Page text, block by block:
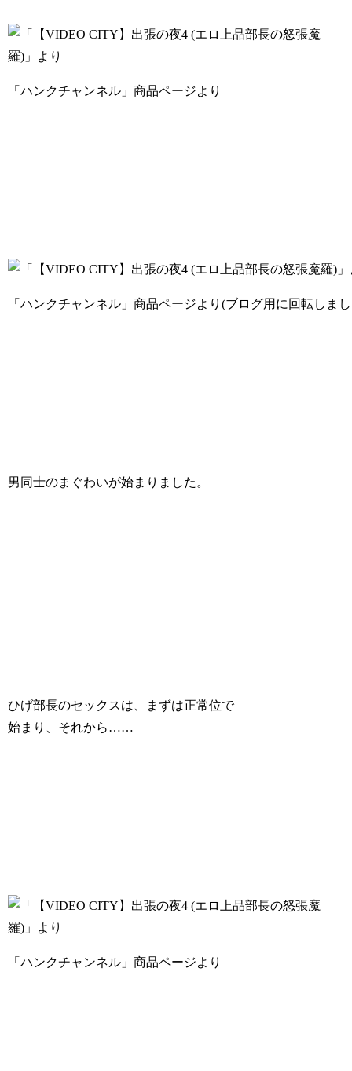
「ハンクチャンネル」商品ページより
「ハンクチャンネル」商品ページより(ブログ用に回転しま
男同士のまぐわいが始まりました。
ひげ部長のセックスは、まずは正常位で
始まり、それから……
「ハンクチャンネル」商品ページより